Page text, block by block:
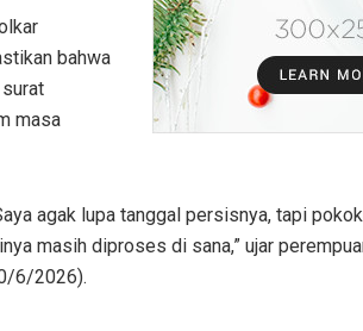
bahwa
masa
agak lupa tanggal persisnya, tapi
masih diproses di sana,” ujar
6/2026).